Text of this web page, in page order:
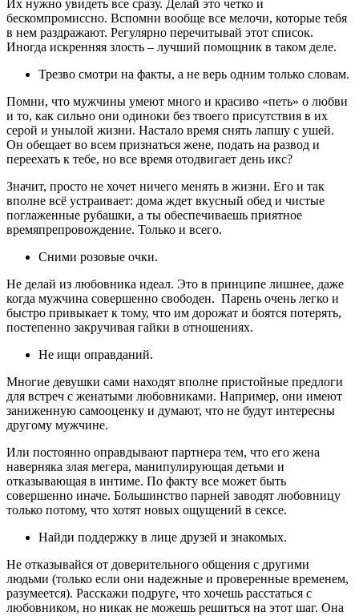
Их нужно увидеть все сразу. Делай это четко и
бескомпромиссно. Вспомни вообще все мелочи, которые тебя
в нем раздражают. Регулярно перечитывай этот список.
Иногда искренняя злость – лучший помощник в таком деле.
Трезво смотри на факты, а не верь одним только словам.
Помни, что мужчины умеют много и красиво «петь» о любви
и то, как сильно они одиноки без твоего присутствия в их
серой и унылой жизни. Настало время снять лапшу с ушей.
Он обещает во всем признаться жене, подать на развод и
переехать к тебе, но все время отодвигает день икс?
Значит, просто не хочет ничего менять в жизни. Его и так
вполне всё устраивает: дома ждет вкусный обед и чистые
поглаженные рубашки, а ты обеспечиваешь приятное
времяпрепровождение. Только и всего.
Сними розовые очки.
Не делай из любовника идеал. Это в принципе лишнее, даже
когда мужчина совершенно свободен. Парень очень легко и
быстро привыкает к тому, что им дорожат и боятся потерять,
постепенно закручивая гайки в отношениях.
Не ищи оправданий.
Многие девушки сами находят вполне пристойные предлоги
для встреч с женатыми любовниками. Например, они имеют
заниженную самооценку и думают, что не будут интересны
другому мужчине.
Или постоянно оправдывают партнера тем, что его жена
наверняка злая мегера, манипулирующая детьми и
отказывающая в интиме. По факту все может быть
совершенно иначе. Большинство парней заводят любовницу
только потому, что хотят новых ощущений в сексе.
Найди поддержку в лице друзей и знакомых.
Не отказывайся от доверительного общения с другими
людьми (только если они надежные и проверенные временем,
разумеется). Расскажи подруге, что хочешь расстаться с
любовником, но никак не можешь решиться на этот шаг. Она